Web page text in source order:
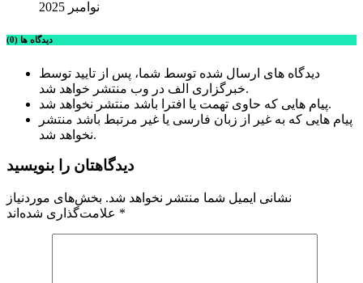
نوامبر 2025
دیدگاه ها (0)
دیدگاه های ارسال شده توسط شما، پس از تایید توسط
خبرگزاری الف در وب منتشر خواهد شد.
پیام هایی که حاوی تهمت یا افترا باشد منتشر نخواهد شد.
پیام هایی که به غیر از زبان فارسی یا غیر مرتبط باشد منتشر
نخواهد شد.
دیدگاهتان را بنویسید
نشانی ایمیل شما منتشر نخواهد شد. بخش‌های موردنیاز
*